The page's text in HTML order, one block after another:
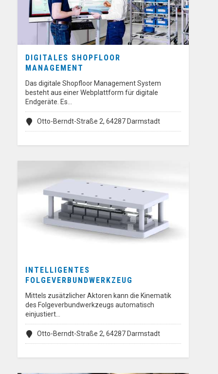
DIGITALES SHOPFLOOR
MANAGEMENT
Das digitale Shopfloor Management System
besteht aus einer Webplattform für digitale
Endgeräte. Es…
Otto-Berndt-Straße 2, 64287 Darmstadt
INTELLIGENTES
FOLGEVERBUNDWERKZEUG
Mittels zusätzlicher Aktoren kann die Kinematik
des Folgeverbundwerkzeugs automatisch
einjustiert…
Otto-Berndt-Straße 2, 64287 Darmstadt